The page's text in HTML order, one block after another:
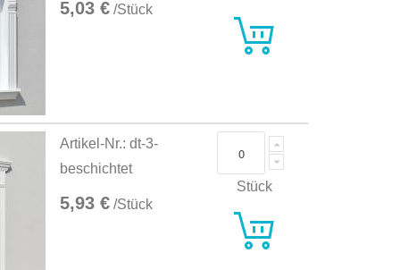
5,03 € /Stück
Artikel-Nr.: dt-3-
beschichtet
5,93 € /Stück
Stück